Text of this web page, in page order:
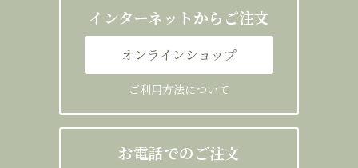
インターネットからご注文
オンラインショップ
ご利用方法について
お電話でのご注文